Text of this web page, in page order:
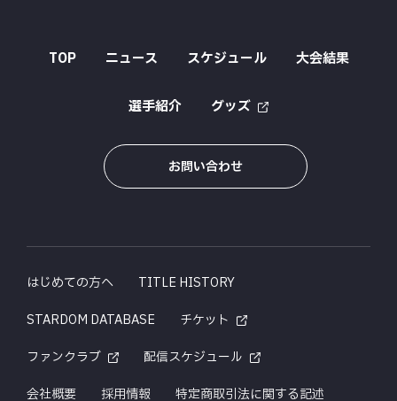
TOP ニュース スケジュール 大会結果
選手紹介 グッズ
お問い合わせ
はじめての方へ
TITLE HISTORY
STARDOM DATABASE
チケット
ファンクラブ
配信スケジュール
会社概要
採用情報 特定商取引法に関する記述